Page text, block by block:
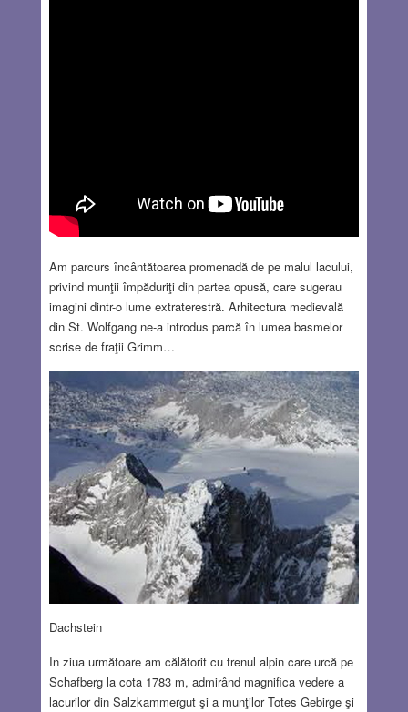
Am parcurs încântătoarea promenadă de pe malul lacului,
privind munţii împăduriţi din partea opusă, care sugerau
imagini dintr-o lume extraterestră. Arhitectura medievală
din St. Wolfgang ne-a introdus parcă în lumea basmelor
scrise de fraţii Grimm…
Dachstein
În ziua următoare am călătorit cu trenul alpin care urcă pe
Schafberg la cota 1783 m, admirând magnifica vedere a
lacurilor din Salzkammergut şi a munţilor Totes Gebirge şi